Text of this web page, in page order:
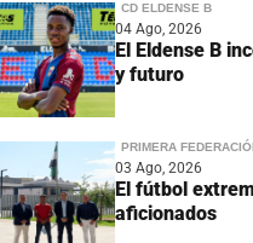
CD ELDENSE B
04 Ago, 2026
El Eldense B
y futuro
PRIMERA
03 Ago, 2026
El fútbol
aficionados